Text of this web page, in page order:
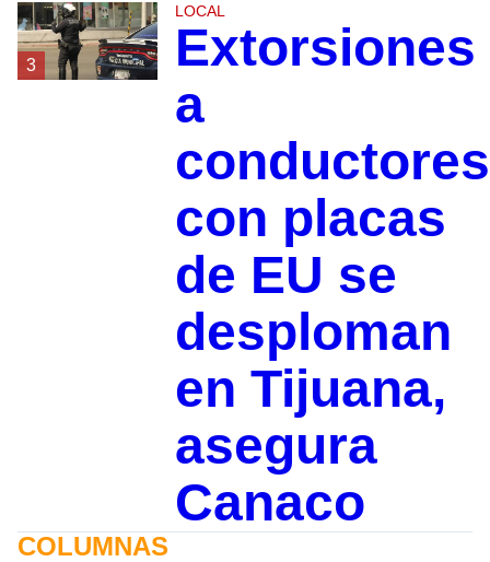
3
LOCAL
Extorsiones
a
conductores
con placas
de EU se
desploman
en Tijuana,
asegura
Canaco
COLUMNAS